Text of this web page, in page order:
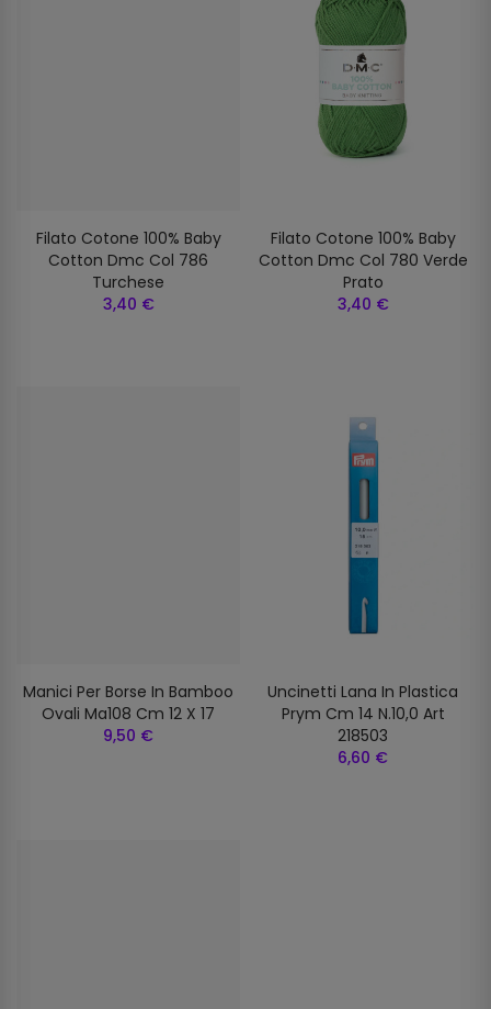
Filato Cotone 100% Baby
Cotton Dmc Col 786
Turchese
3,40 €
Filato Cotone 100% Baby
Cotton Dmc Col 780 Verde
Prato
3,40 €
Manici Per Borse In Bamboo
Ovali Ma108 Cm 12 X 17
9,50 €
Uncinetti Lana In Plastica
Prym Cm 14 N.10,0 Art
218503
6,60 €